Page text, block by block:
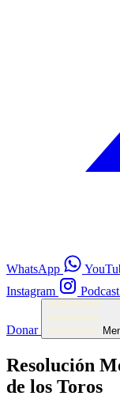
WhatsApp
Instagram
Donar
Resolución
de los Toros